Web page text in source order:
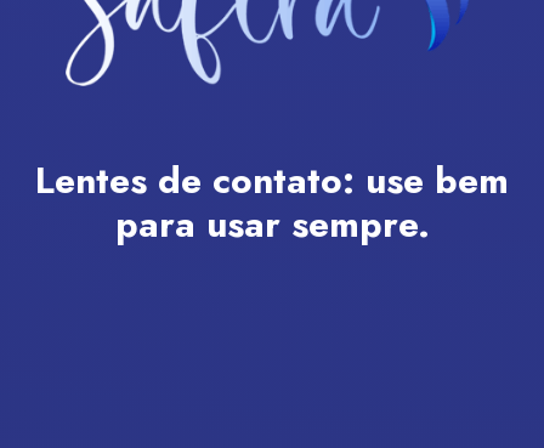
Lentes de contato: use bem
para usar sempre.